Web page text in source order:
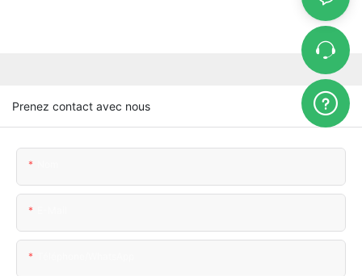
Prenez contact avec nous